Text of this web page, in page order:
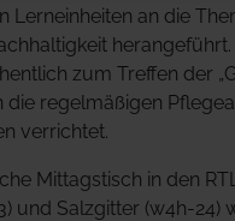
Lerneinheiten an die
zum Treffen der
die regelmäßigen
verrichtet.
Mittagstisch in den
und Salzgitter (w4h-24)